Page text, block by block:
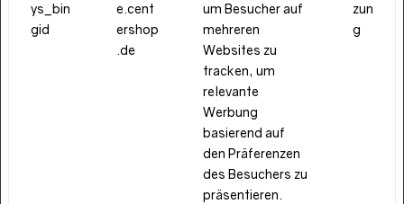
ys_bin
gid
e.cent
ershop
.de
um Besucher auf
mehreren
Websites zu
tracken, um
relevante
Werbung
basierend auf
den Präferenzen
des Besuchers zu
präsentieren.
zun
g